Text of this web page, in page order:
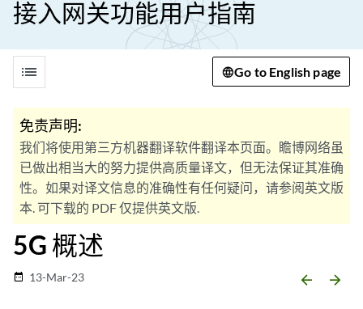
接入网关功能用户指南
list Go to English page
免责声明:
我们将使用第三方机器翻译软件翻译本页面。瞻博网络虽
已做出相当大的努力提供高质量译文，但无法保证其准确
性。如果对译文信息的准确性有任何疑问，请参阅英文版
本. 可下载的 PDF 仅提供英文版.
5G 概述
date_range 13-Mar-23 arrow_backward arrow_forward